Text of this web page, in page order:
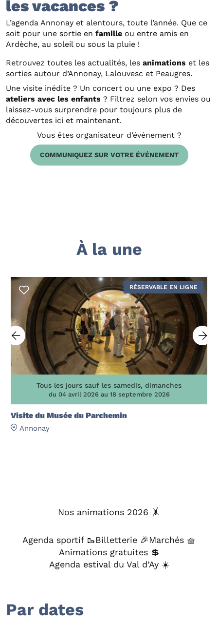
les vacances ?
L’agenda Annonay et alentours, toute l’année. Que ce
soit pour une sortie en famille ou entre amis en
Ardèche, au soleil ou sous la pluie !
Retrouvez toutes les actualités, les animations et les
sorties autour d’Annonay, Lalouvesc et Peaugres.
Une visite inédite ? Un concert ou une expo ? Des
ateliers avec les enfants ? Filtrez selon vos envies ou
laissez-vous surprendre pour toujours plus de
découvertes ici et maintenant.
Vous êtes organisateur d’événement ?
COMMUNIQUEZ SUR VOTRE ÉVÉNEMENT
À la une
Tous les jours sauf les samedis, dimanches
du 04 avril 2026 au 18 septembre 2026
Visite du Musée du Parchemin
Annonay
RÉSERVABLE EN LIGNE
Nos animations 2026 🤸
Agenda sportif 🥾Billetterie 🎉Marchés 🧺
Animations gratuites 💲
Agenda estival du Val d’Ay ☀️
Par dates